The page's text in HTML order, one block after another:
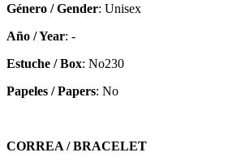
Género / Gender: Unisex
Año / Year: -
Estuche / Box: No230
Papeles / Papers: No
CORREA / BRACELET